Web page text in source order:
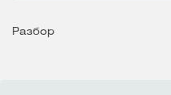
Разбор